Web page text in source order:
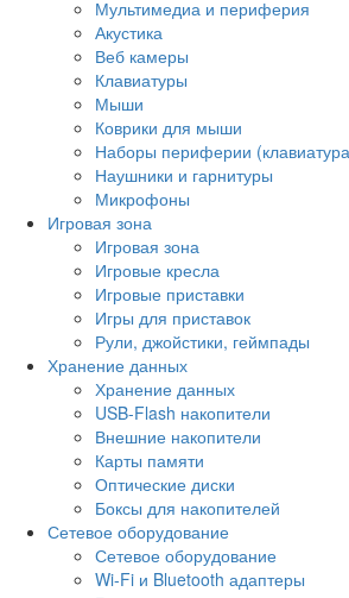
Мультимедиа и периферия
Акустика
Веб камеры
Клавиатуры
Мыши
Коврики для мыши
Наборы периферии
Наушники и гарнитуры
Микрофоны
Игровая зона
Игровая зона
Игровые кресла
Игровые приставки
Игры для приставок
Рули, джойстики, геймпады
Хранение данных
Хранение данных
USB-Flash накопители
Внешние накопители
Карты памяти
Оптические диски
Боксы для накопителей
Сетевое оборудование
Сетевое оборудование
Wi-Fi и Bluetooth адаптеры